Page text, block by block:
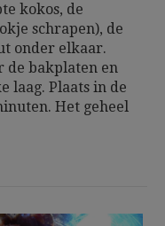
kokos, de
schrapen), de
onder elkaar.
de bakplaten en
laag. Plaats in de
Het geheel